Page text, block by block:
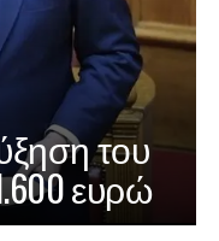
του
ευρώ